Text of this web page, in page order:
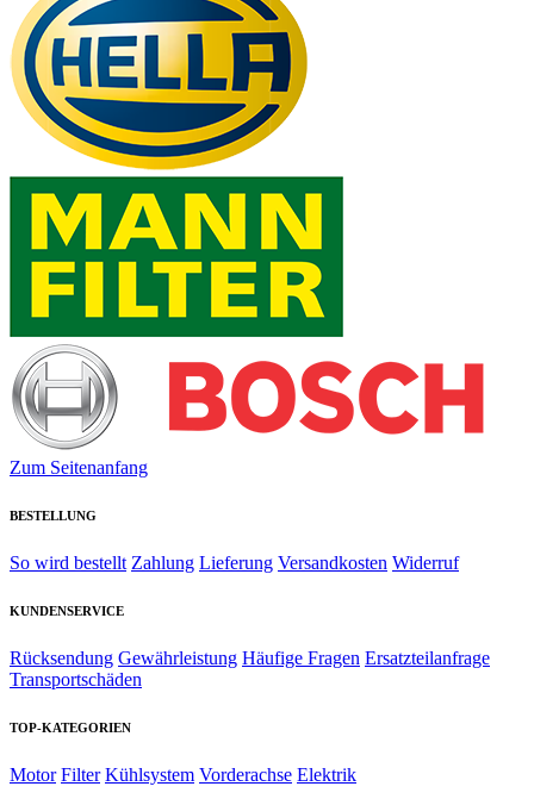
Zum Seitenanfang
BESTELLUNG
So wird bestellt Zahlung Lieferung Versandkosten Widerruf
KUNDENSERVICE
Rücksendung Gewährleistung Häufige Fragen Ersatzteilanfrage
Transportschäden
TOP-KATEGORIEN
Motor Filter Kühlsystem Vorderachse Elektrik